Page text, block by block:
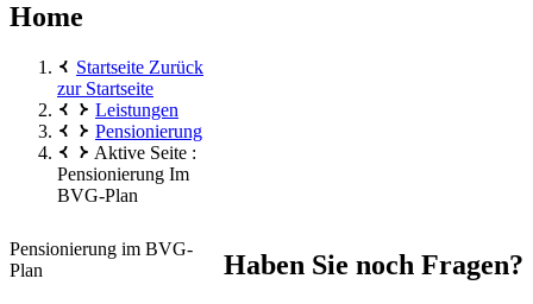
Home
Startseite Zurück
zur Startseite
Leistungen
Pensionierung
Aktive Seite :
Pensionierung Im
BVG-Plan
Pensionierung im BVG-
Plan
Haben Sie noch Fragen?